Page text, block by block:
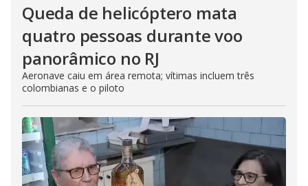
Queda de helicóptero mata
quatro pessoas durante voo
panorâmico no RJ
Aeronave caiu em área remota; vítimas incluem três
colombianas e o piloto